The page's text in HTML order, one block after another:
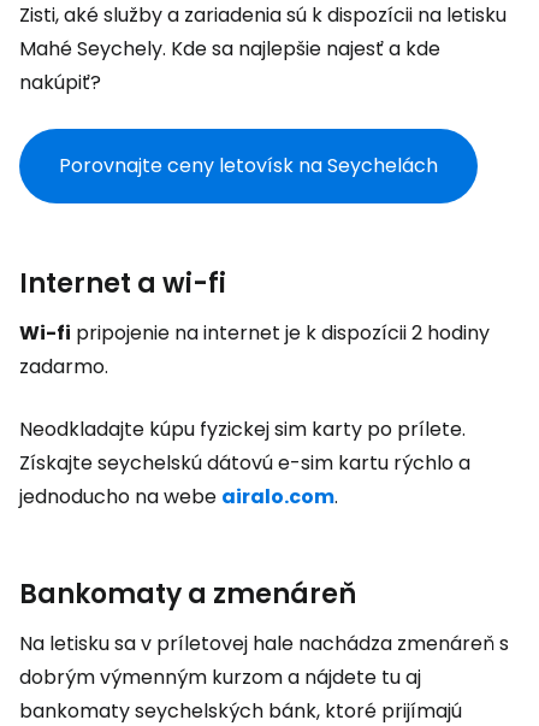
Zisti, aké služby a zariadenia sú k dispozícii na letisku
Mahé Seychely. Kde sa najlepšie najesť a kde
nakúpiť?
Porovnajte ceny letovísk na Seychelách
Internet a wi-fi
Wi-fi pripojenie na internet je k dispozícii 2 hodiny
zadarmo.
Neodkladajte kúpu fyzickej sim karty po prílete.
Získajte seychelskú dátovú e-sim kartu rýchlo a
jednoducho na webe airalo.com.
Bankomaty a zmenáreň
Na letisku sa v príletovej hale nachádza zmenáreň s
dobrým výmenným kurzom a nájdete tu aj
bankomaty seychelských bánk, ktoré prijímajú